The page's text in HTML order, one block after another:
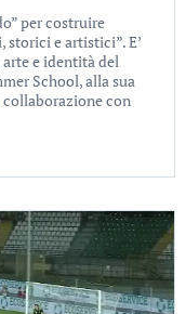
per costruire
e artistici”. E’
e identità del
School, alla sua
con